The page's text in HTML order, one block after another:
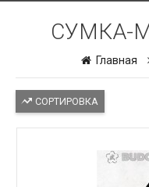
СУМКА-
Главная
СОРТИРОВКА